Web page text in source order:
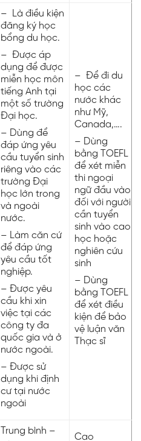
– Là điều kiện
đăng ký học
bổng du học.
– Được áp
dụng để được
miễn học môn
tiếng Anh tại
một số trường
Đại học.
– Dùng để
đáp ứng yêu
cầu tuyển sinh
riêng vào các
trường Đại
học lớn trong
và ngoài
nước.
– Làm căn cứ
để đáp ứng
yêu cầu tốt
nghiệp.
– Được yêu
cầu khi xin
việc tại các
công ty đa
quốc gia và ở
nước ngoài.
– Được sử
dụng khi định
cư tại nước
ngoài
– Để đi du
học các
nước khác
như Mỹ,
Canada,….
– Dùng
bằng TOEFL
để xét miễn
thi ngoại
ngữ đầu vào
đối với người
cần tuyển
sinh vào cao
học hoặc
nghiên cứu
sinh
– Dùng
bằng TOEFL
để xét điều
kiện để bảo
vệ luận văn
Thạc sĩ
Trung bình –
Cao